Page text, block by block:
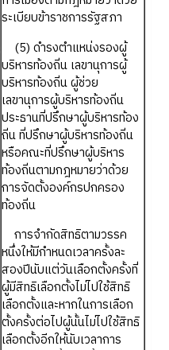
ระเบียบข้าราชการรัฐสภา
(5) ดำรงตำแหน่งรองผู้
บริหารท้องถิ่น เลขานุการผู้
บริหารท้องถิ่น ผู้ช่วย
เลขานุการผู้บริหารท้องถิ่น
ประธานที่ปรึกษาผู้บริหารท้อง
ถิ่น ที่ปรึกษาผู้บริหารท้องถิ่น
หรือคณะที่ปรึกษาผู้บริหาร
ท้องถิ่นตามกฎหมายว่าด้วย
การจัดตั้งองค์กรปกครอง
ท้องถิ่น
การจำกัดสิทธิตามวรรค
หนึ่งให้มีกำหนดเวลาครั้งละ
สองปีนับแต่วันเลือกตั้งครั้งที่
ผู้มีสิทธิเลือกตั้งไม่ไปใช้สิทธิ
เลือกตั้งและหากในการเลือก
ตั้งครั้งต่อไปผู้นั้นไม่ไปใช้สิทธิ
เลือกตั้งอีกให้นับเวลาการ